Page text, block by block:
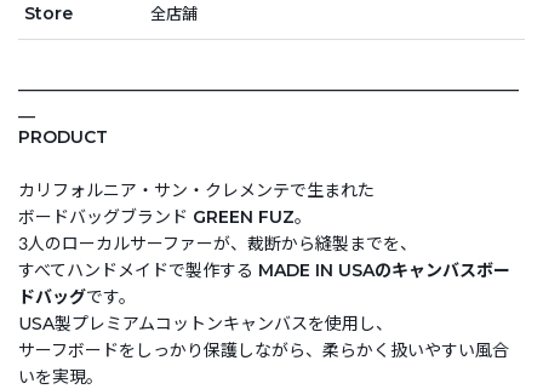
Store 全店舗
PRODUCT
カリフォルニア・サン・クレメンテで生まれた
ボードバッグブランド GREEN FUZ。
3人のローカルサーファーが、裁断から縫製までを、
すべてハンドメイドで製作する MADE IN USAのキャンバスボー
ドバッグです。
USA製プレミアムコットンキャンバスを使用し、
サーフボードをしっかり保護しながら、柔らかく扱いやすい風合
いを実現。